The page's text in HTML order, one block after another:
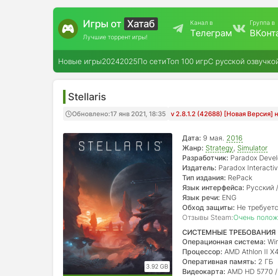
Игры от Хатаб
Лучшие торрент игры!
Канал в
Телеграм
Группа в
Новые игры20242025По сетиТоп 100 игрС русской
Stellaris
Обновлено:17 янв 2021, 18:35 v 2.8.1.2 (42688) [Новая Версия]
3.92 GB
Дата: 9 мая. 2016
Жанр: Strategy, Simulator
Разработчик: Paradox
Издатель: Paradox
Тип издания: RePack
Язык интерфейса: Русский
Язык речи: ENG
Обход защиты: Не
Отзывы Steam:Очень
СИСТЕМНЫЕ ТРЕБОВАНИЯ
Операционная система:
Процессор: AMD Athlon II
2.66 Ghz
Оперативная память: 2 ГБ
Видеокарта: AMD HD 5770